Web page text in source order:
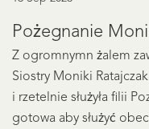
Pożegnanie
Z ogromnymn żalem
Siostry Moniki
i rzetelnie służyła filii
gotowa aby służyć